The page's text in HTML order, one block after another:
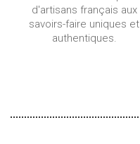
d'artisans français aux
savoirs-faire uniques et
authentiques.